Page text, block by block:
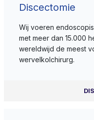
Discectomie
Wij voeren
met meer dan 15.000
wereldwijd de meest
wervelkolchirurg.